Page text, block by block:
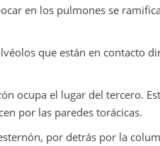
en los pulmones se
que están en contacto
ocupa el lugar del tercero.
por las paredes torácicas.
por detrás por la